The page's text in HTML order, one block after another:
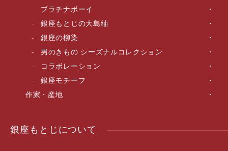
プラチナボーイ
銀座もとじの大島紬
銀座の柳染
男のきもの シーズナルコレクション
コラボレーション
銀座モチーフ
作家・産地
銀座もとじについて